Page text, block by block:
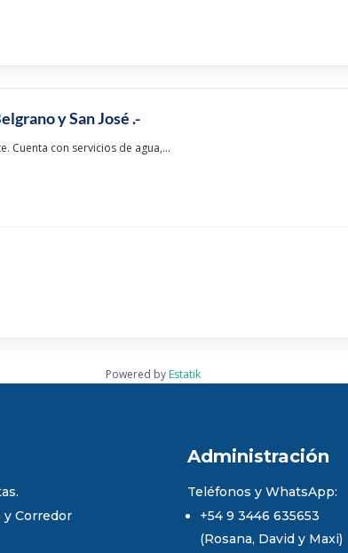
y San José .-
Cuenta con servicios de agua,...
Powered by Estatik
Corredor
Administración
Teléfonos y WhatsApp:
+54 9 3446 635653
(Rosana, David y Maxi)